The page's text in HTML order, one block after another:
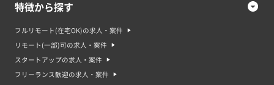
特徴から探す
フルリモート(在宅OK)の求人・案件
リモート(一部)可の求人・案件
スタートアップの求人・案件
フリーランス歓迎の求人・案件